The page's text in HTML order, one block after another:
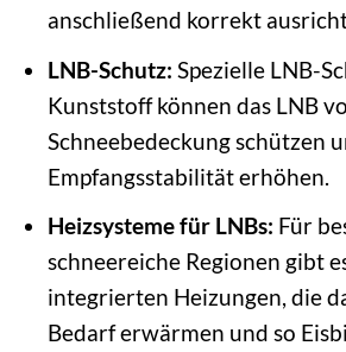
anschließend korrekt
LNB-Schutz: Spezielle LNB-
Kunststoff können das LNB
Schneebedeckung schützen
Empfangsstabilität erhöhen.
Heizsysteme für LNBs: Für
schneereiche Regionen gibt
integrierten Heizungen, die
Bedarf erwärmen und so